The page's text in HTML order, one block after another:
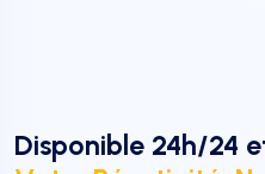
Disponible 24h/24